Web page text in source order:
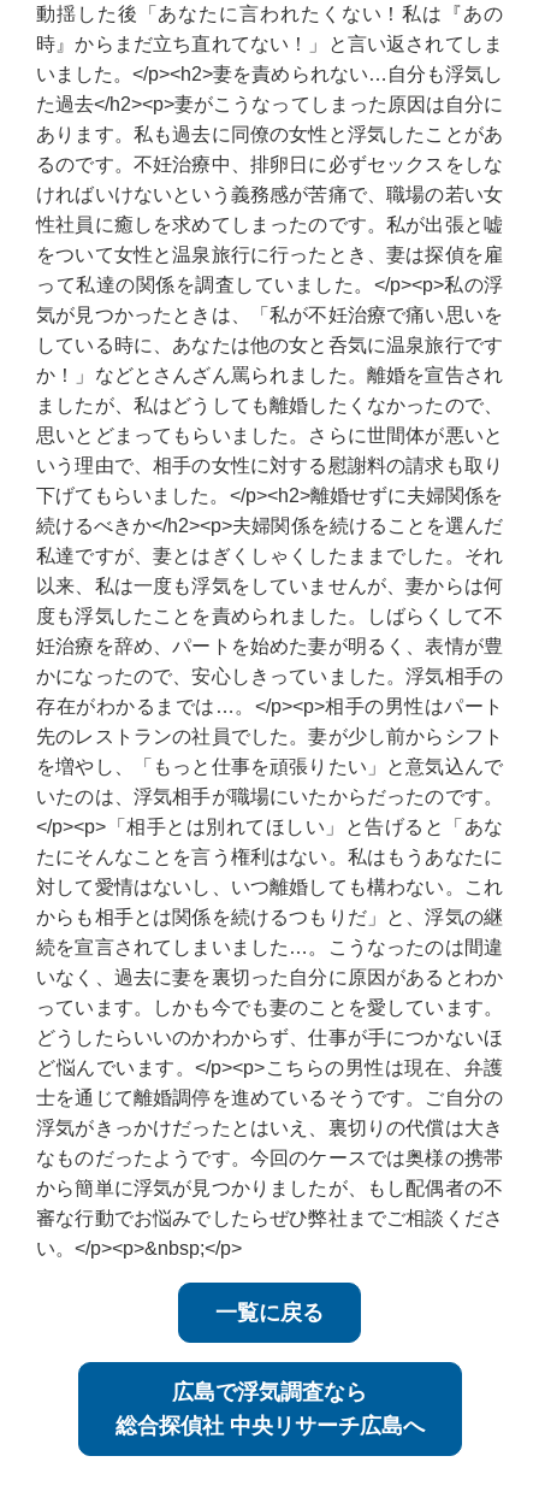
動揺した後「あなたに言われたくない！私は『あの
時』からまだ立ち直れてない！」と言い返されてしま
いました。</p><h2>妻を責められない…自分も浮気し
た過去</h2><p>妻がこうなってしまった原因は自分に
あります。私も過去に同僚の女性と浮気したことがあ
るのです。不妊治療中、排卵日に必ずセックスをしな
ければいけないという義務感が苦痛で、職場の若い女
性社員に癒しを求めてしまったのです。私が出張と嘘
をついて女性と温泉旅行に行ったとき、妻は探偵を雇
って私達の関係を調査していました。</p><p>私の浮
気が見つかったときは、「私が不妊治療で痛い思いを
している時に、あなたは他の女と呑気に温泉旅行です
か！」などとさんざん罵られました。離婚を宣告され
ましたが、私はどうしても離婚したくなかったので、
思いとどまってもらいました。さらに世間体が悪いと
いう理由で、相手の女性に対する慰謝料の請求も取り
下げてもらいました。</p><h2>離婚せずに夫婦関係を
続けるべきか</h2><p>夫婦関係を続けることを選んだ
私達ですが、妻とはぎくしゃくしたままでした。それ
以来、私は一度も浮気をしていませんが、妻からは何
度も浮気したことを責められました。しばらくして不
妊治療を辞め、パートを始めた妻が明るく、表情が豊
かになったので、安心しきっていました。浮気相手の
存在がわかるまでは…。</p><p>相手の男性はパート
先のレストランの社員でした。妻が少し前からシフト
を増やし、「もっと仕事を頑張りたい」と意気込んで
いたのは、浮気相手が職場にいたからだったのです。
</p><p>「相手とは別れてほしい」と告げると「あな
たにそんなことを言う権利はない。私はもうあなたに
対して愛情はないし、いつ離婚しても構わない。これ
からも相手とは関係を続けるつもりだ」と、浮気の継
続を宣言されてしまいました…。こうなったのは間違
いなく、過去に妻を裏切った自分に原因があるとわか
っています。しかも今でも妻のことを愛しています。
どうしたらいいのかわからず、仕事が手につかないほ
ど悩んでいます。</p><p>こちらの男性は現在、弁護
士を通じて離婚調停を進めているそうです。ご自分の
浮気がきっかけだったとはいえ、裏切りの代償は大き
なものだったようです。今回のケースでは奥様の携帯
から簡単に浮気が見つかりましたが、もし配偶者の不
審な行動でお悩みでしたらぜひ弊社までご相談くださ
い。</p><p>&nbsp;</p>
一覧に戻る
広島で浮気調査なら
総合探偵社 中央リサーチ広島へ